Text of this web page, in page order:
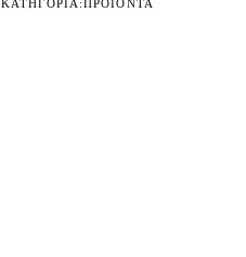
ΚΑΤΗΓΟΡΊΑ:ΠΡΟΪΟΝΤΑ